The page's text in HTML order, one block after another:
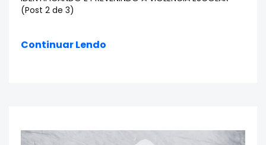
(Post 2 de 3)
Continuar Lendo